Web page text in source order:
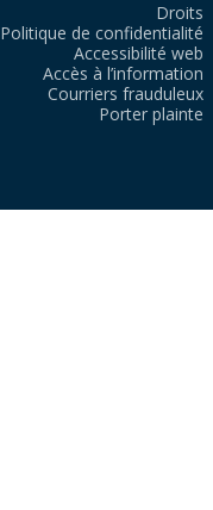
Droits
Politique de confidentialité
Accessibilité web
Accès à l’information
Courriers frauduleux
Porter plainte